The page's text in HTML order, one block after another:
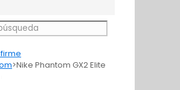
>Nike Phantom GX2 Elite